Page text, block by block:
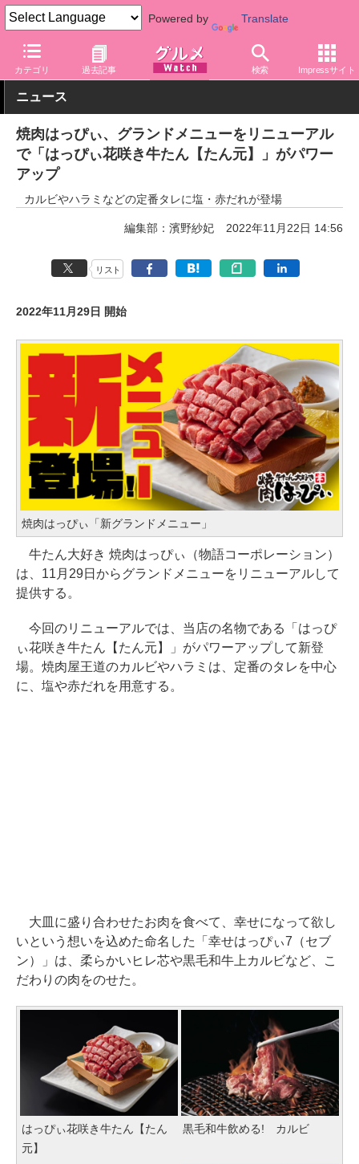
Powered by Translate
カテゴリ 過去記事 検索 Impressサイト
グルメ Watch 店舗
ニュース
焼肉はっぴぃ、グランドメニューをリニューアル
で「はっぴぃ花咲き牛たん【たん元】」がパワー
アップ
カルビやハラミなどの定番タレに塩・赤だれが登場
編集部：濱野紗妃 2022年11月22日 14:56
リスト
2022年11月29日 開始
焼肉はっぴぃ「新グランドメニュー」
牛たん大好き 焼肉はっぴぃ（物語コーポレーション）
は、11月29日からグランドメニューをリニューアルして
提供する。
今回のリニューアルでは、当店の名物である「はっぴ
ぃ花咲き牛たん【たん元】」がパワーアップして新登
場。焼肉屋王道のカルビやハラミは、定番のタレを中心
に、塩や赤だれを用意する。
大皿に盛り合わせたお肉を食べて、幸せになって欲し
いという想いを込めた命名した「幸せはっぴぃ7（セブ
ン）」は、柔らかいヒレ芯や黒毛和牛上カルビなど、こ
だわりの肉をのせた。
はっぴぃ花咲き牛たん【たん
元】
黒毛和牛飲める! カルビ